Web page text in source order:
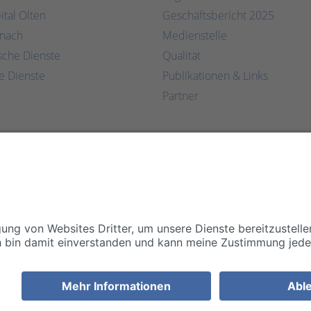
Olten
Dienste
Dienste
Geschäftsbericht 2025
Medienstelle
Qualität
Publikationen & Links
Partner
Impressum
Allgemeine Geschäftsbedingungen
Cookie Einstellungen